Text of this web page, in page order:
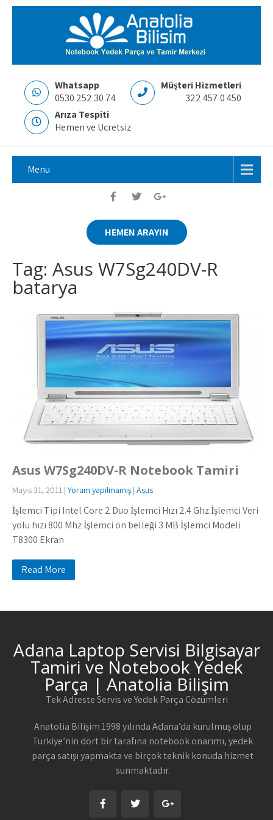
Whatsapp
0530 252 30 74
Müşteri Hizmetleri
322 457 0 450
Arıza Tespiti
Hemen ve Ücretsiz
Menu
HEMEN ARAYIN
Tag: Asus W7Sg240DV-R
batarya
Asus W7Sg240DV-R Notebook Tamiri
Mayıs 31, 2011 | Yorum yapılmamış | Asus
İşlemci Tipi Intel Core 2 Duo İşlemci Hızı 2.4 Ghz İşlemci Veri
yolu hızı 800 Mhz İşlemci ön belleği 3 MB İşlemci Modeli
T8300 Ekran
Read More
Adana Laptop Servisi Bilgisayar
Tamiri ve Notebook Yedek
Parça | Anatolia Bilişim
Tek Adreste Servis ve Yedek Parça Çözümleri
Anatolia Bilişim 1998 yılında Adana’da kurulmuş olup
Türkiye’nin dört bir tarafına notebook onarımı, yedek
parça satışı yapmakta ve birçok teknik konuda hizmet
sunmaktadır.